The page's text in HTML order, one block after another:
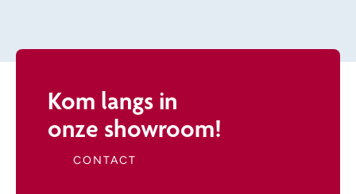
Kom langs in
onze showroom!
CONTACT